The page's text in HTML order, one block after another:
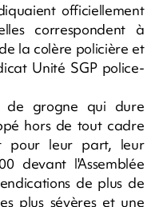
officiellement
correspondent à
la colère policière et
Unité SGP police-
de grogne qui dure
hors de tout cadre
pour leur part, leur
devant l'Assemblée
de plus de
plus sévères et une